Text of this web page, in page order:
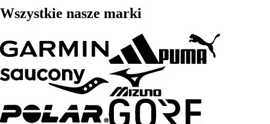
Wszystkie nasze marki